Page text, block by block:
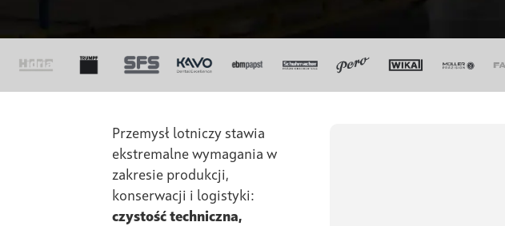
Przemysł lotniczy stawia
ekstremalne wymagania w
zakresie produkcji,
konserwacji i logistyki:
czystość techniczna,